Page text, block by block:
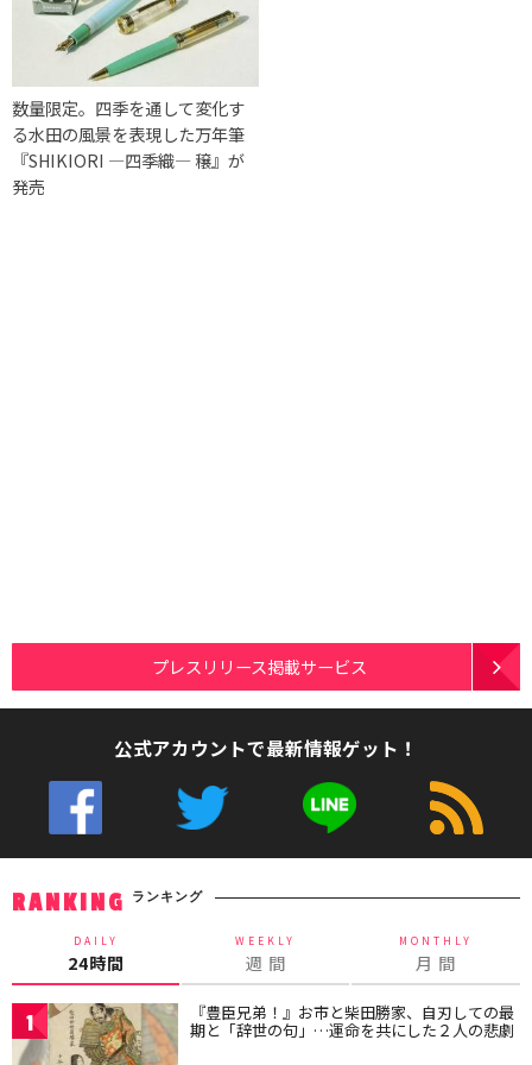
数量限定。四季を通して変化す
る水田の風景を表現した万年筆
『SHIKIORI ―四季織― 穣』が
発売
プレスリリース掲載サービス
公式アカウントで最新情報ゲット！
RANKING ランキング
DAILY
24時間
WEEKLY
週 間
MONTHLY
月 間
1 『豊臣兄弟！』お市と柴田勝家、自刃しての最
期と「辞世の句」…運命を共にした２人の悲劇